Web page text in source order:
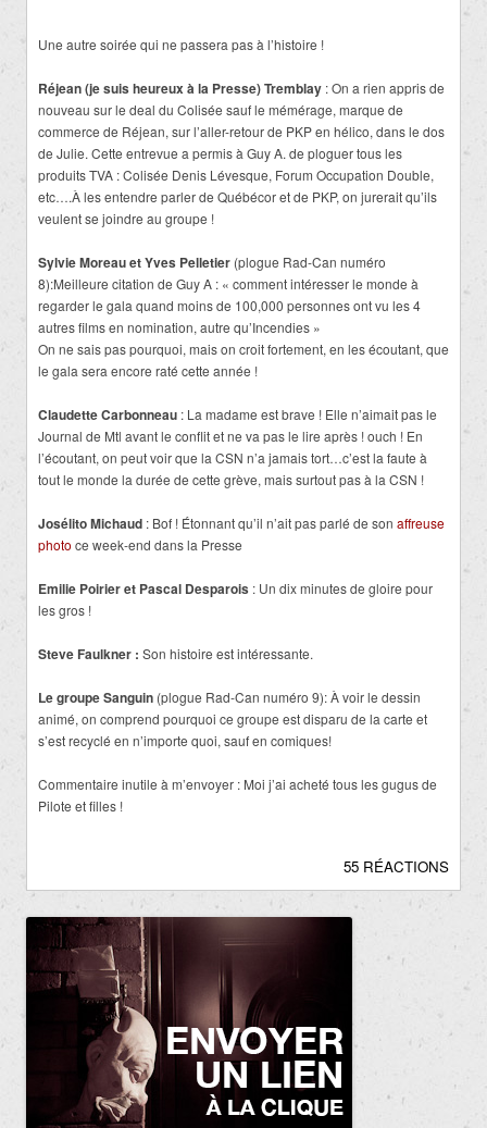
Une autre soirée qui ne passera pas à l’histoire !
Réjean (je suis heureux à la Presse) Tremblay : On a rien appris de
nouveau sur le deal du Colisée sauf le mémérage, marque de
commerce de Réjean, sur l’aller-retour de PKP en hélico, dans le dos
de Julie. Cette entrevue a permis à Guy A. de ploguer tous les
produits TVA : Colisée Denis Lévesque, Forum Occupation Double,
etc….À les entendre parler de Québécor et de PKP, on jurerait qu’ils
veulent se joindre au groupe !
Sylvie Moreau et Yves Pelletier (plogue Rad-Can numéro
8):Meilleure citation de Guy A : « comment intéresser le monde à
regarder le gala quand moins de 100,000 personnes ont vu les 4
autres films en nomination, autre qu’Incendies »
On ne sais pas pourquoi, mais on croit fortement, en les écoutant, que
le gala sera encore raté cette année !
Claudette Carbonneau : La madame est brave ! Elle n’aimait pas le
Journal de Mtl avant le conflit et ne va pas le lire après ! ouch ! En
l’écoutant, on peut voir que la CSN n’a jamais tort…c’est la faute à
tout le monde la durée de cette grève, mais surtout pas à la CSN !
Josélito Michaud : Bof ! Étonnant qu’il n’ait pas parlé de son affreuse
photo ce week-end dans la Presse
Emilie Poirier et Pascal Desparois : Un dix minutes de gloire pour
les gros !
Steve Faulkner : Son histoire est intéressante.
Le groupe Sanguin (plogue Rad-Can numéro 9): À voir le dessin
animé, on comprend pourquoi ce groupe est disparu de la carte et
s’est recyclé en n’importe quoi, sauf en comiques!
Commentaire inutile à m’envoyer : Moi j’ai acheté tous les gugus de
Pilote et filles !
55 RÉACTIONS